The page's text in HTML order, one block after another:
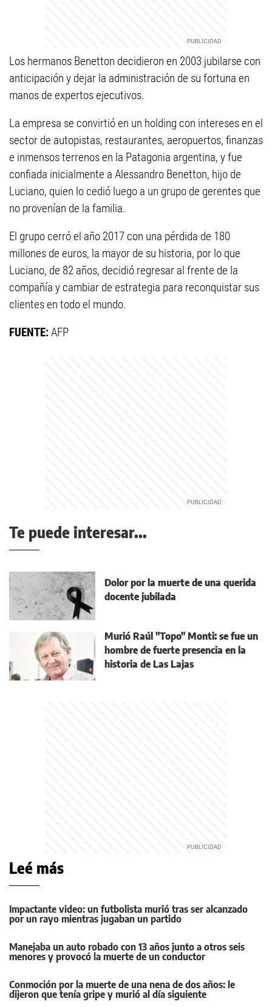
Los hermanos Benetton decidieron en 2003 jubilarse con
anticipación y dejar la administración de su fortuna en
manos de expertos ejecutivos.
La empresa se convirtió en un holding con intereses en el
sector de autopistas, restaurantes, aeropuertos, finanzas
e inmensos terrenos en la Patagonia argentina, y fue
confiada inicialmente a Alessandro Benetton, hijo de
Luciano, quien lo cedió luego a un grupo de gerentes que
no provenían de la familia.
El grupo cerró el año 2017 con una pérdida de 180
millones de euros, la mayor de su historia, por lo que
Luciano, de 82 años, decidió regresar al frente de la
compañía y cambiar de estrategia para reconquistar sus
clientes en todo el mundo.
FUENTE:AFP
Te puede interesar...
Dolor por la muerte de una querida
docente jubilada
Murió Raúl "Topo" Monti: se fue un
hombre de fuerte presencia en la
historia de Las Lajas
Leé más
Impactante video: un futbolista murió tras ser alcanzado
por un rayo mientras jugaban un partido
Manejaba un auto robado con 13 años junto a otros seis
menores y provocó la muerte de un conductor
Conmoción por la muerte de una nena de dos años: le
dijeron que tenía gripe y murió al día siguiente